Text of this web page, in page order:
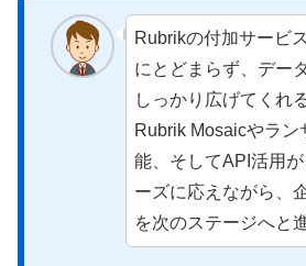
Rubrikの付加サービ
にとどまらず、デー
しっかり広げてくれ
Rubrik Mosaicやラ
能、そしてAPI活用
ーズに応えながら、
を次のステージへと